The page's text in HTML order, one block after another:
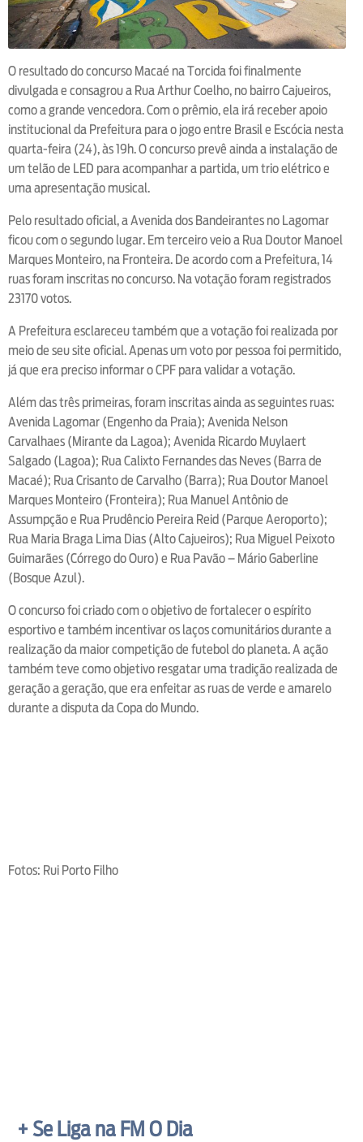
O resultado do concurso Macaé na Torcida foi finalmente
divulgada e consagrou a Rua Arthur Coelho, no bairro Cajueiros,
como a grande vencedora. Com o prêmio, ela irá receber apoio
institucional da Prefeitura para o jogo entre Brasil e Escócia nesta
quarta-feira (24), às 19h. O concurso prevê ainda a instalação de
um telão de LED para acompanhar a partida, um trio elétrico e
uma apresentação musical.
Pelo resultado oficial, a Avenida dos Bandeirantes no Lagomar
ficou com o segundo lugar. Em terceiro veio a Rua Doutor Manoel
Marques Monteiro, na Fronteira. De acordo com a Prefeitura, 14
ruas foram inscritas no concurso. Na votação foram registrados
23170 votos.
A Prefeitura esclareceu também que a votação foi realizada por
meio de seu site oficial. Apenas um voto por pessoa foi permitido,
já que era preciso informar o CPF para validar a votação.
Além das três primeiras, foram inscritas ainda as seguintes ruas:
Avenida Lagomar (Engenho da Praia); Avenida Nelson
Carvalhaes (Mirante da Lagoa); Avenida Ricardo Muylaert
Salgado (Lagoa); Rua Calixto Fernandes das Neves (Barra de
Macaé); Rua Crisanto de Carvalho (Barra); Rua Doutor Manoel
Marques Monteiro (Fronteira); Rua Manuel Antônio de
Assumpção e Rua Prudêncio Pereira Reid (Parque Aeroporto);
Rua Maria Braga Lima Dias (Alto Cajueiros); Rua Miguel Peixoto
Guimarães (Córrego do Ouro) e Rua Pavão – Mário Gaberline
(Bosque Azul).
O concurso foi criado com o objetivo de fortalecer o espírito
esportivo e também incentivar os laços comunitários durante a
realização da maior competição de futebol do planeta. A ação
também teve como objetivo resgatar uma tradição realizada de
geração a geração, que era enfeitar as ruas de verde e amarelo
durante a disputa da Copa do Mundo.
Fotos: Rui Porto Filho
+ Se Liga na FM O Dia